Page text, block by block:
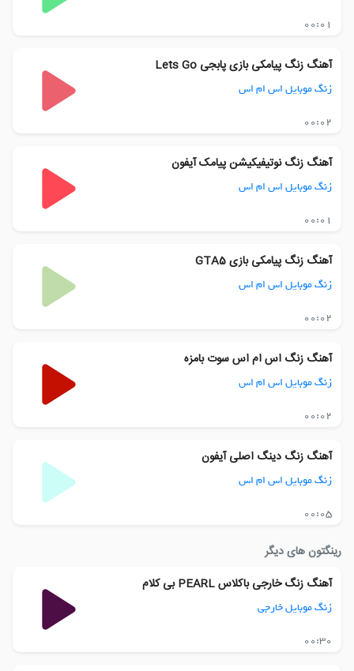
00:01
آهنگ زنگ پیامکی بازی پابجی Lets Go
زنگ موبایل اس ام اس
00:02
آهنگ زنگ نوتیفیکیشن پیامک آیفون
زنگ موبایل اس ام اس
00:01
آهنگ زنگ پیامکی بازی GTA5
زنگ موبایل اس ام اس
00:02
آهنگ زنگ اس ام اس سوت بامزه
زنگ موبایل اس ام اس
00:02
آهنگ زنگ دینگ اصلی آیفون
زنگ موبایل اس ام اس
00:05
رینگتون های دیگر
آهنگ زنگ خارجی باکلاس PEARL بی کلام
زنگ موبایل خارجی
00:30